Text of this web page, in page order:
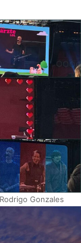
Gonzales